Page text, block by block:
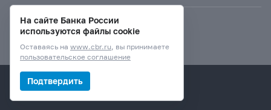
Версия для слабовидящих
© Банк России, 2000–2026.
На сайте Банка России
используются файлы cookie
Оставаясь на www.cbr.ru, вы принимаете
пользовательское соглашение
Подтвердить